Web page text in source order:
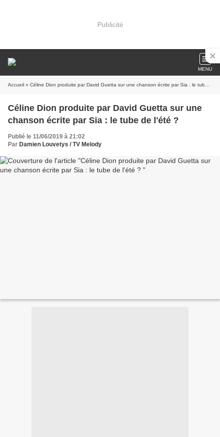
Publicité
MENU
Accueil » Céline Dion produite par David Guetta sur une chanson écrite par Sia : le tube de l'été ?
Céline Dion produite par David Guetta sur une
chanson écrite par Sia : le tube de l'été ?
Publié le 11/06/2019 à 21:02
Par Damien Louvetys / TV Melody